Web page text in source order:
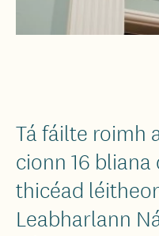
Tá fáilte roimh
cionn 16 bliana
thicéad
Leabharlann